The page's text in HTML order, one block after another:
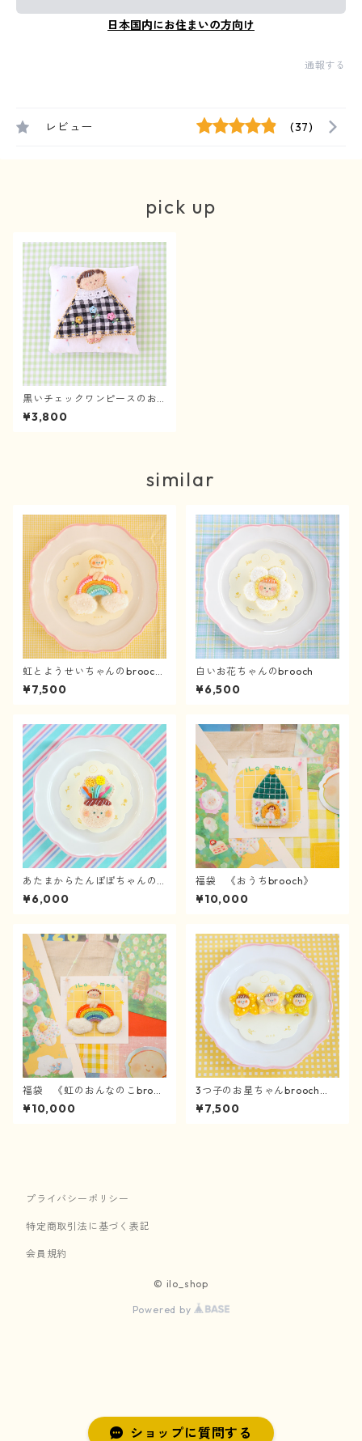
日本国内にお住まいの方向け
通報する
レビュー (37)
ショップに質問する
pick up
黒いチェックワンピースのお
んなのこbrooch
¥3,800
similar
虹とようせいちゃんのbrooch
《4/2〜》
¥7,500
白いお花ちゃんのbrooch
¥6,500
あたまからたんぽぽちゃんのb
rooch
¥6,000
福袋 《おうちbrooch》
¥10,000
福袋 《虹のおんなのこbrooc
h》
¥10,000
3つ子のお星ちゃんbrooch
《4/3〜》
¥7,500
プライバシーポリシー
特定商取引法に基づく表記
会員規約
© ilo_shop
Powered by